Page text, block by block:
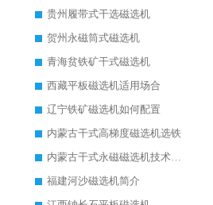
贵州履带式干选磁选机
贺州永磁筒式磁选机
青海贫铁矿干式磁选机
西藏平板磁选机适用场合
辽宁铁矿磁选机如何配置
内蒙古干式高梯度磁选机选铁
内蒙古干式永磁磁选机技术要求
福建河沙磁选机简介